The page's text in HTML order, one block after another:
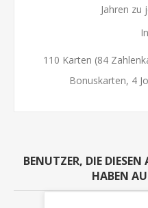
Jahren zu
110 Karten (84
Bonuskarten, 4
BENUTZER, DIE
HABEN